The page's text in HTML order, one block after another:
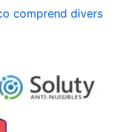
comprend divers